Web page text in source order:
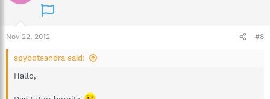
Nov 22, 2012 #8
spybotsandra said:
Hallo,